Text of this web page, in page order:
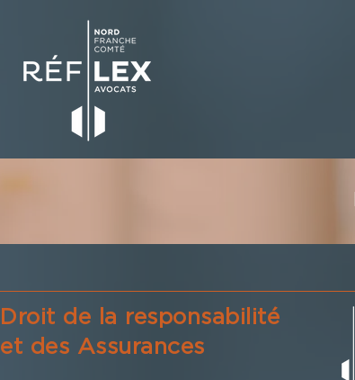
Droit de la responsabilité
et des Assurances